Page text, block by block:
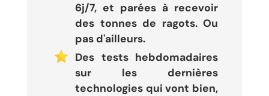
6j/7, et parées à recevoir
des tonnes de ragots. Ou
pas d'ailleurs.
Des tests hebdomadaires
sur les dernières
technologies qui vont bien,